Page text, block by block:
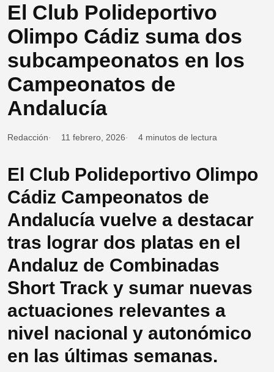
El Club Polideportivo
Olimpo Cádiz suma dos
subcampeonatos en los
Campeonatos de
Andalucía
Redacción 11 febrero, 2026 4 minutos de lectura
El Club Polideportivo Olimpo
Cádiz Campeonatos de
Andalucía vuelve a destacar
tras lograr dos platas en el
Andaluz de Combinadas
Short Track y sumar nuevas
actuaciones relevantes a
nivel nacional y autonómico
en las últimas semanas.